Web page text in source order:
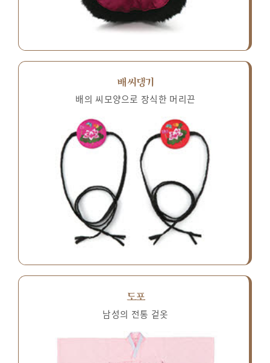
배씨댕기
배의 씨모양으로 장식한 머리끈
도포
남성의 전통 겉옷